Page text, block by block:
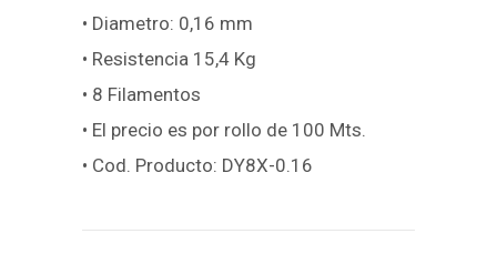
• Diametro: 0,16 mm
• Resistencia 15,4 Kg
• 8 Filamentos
• El precio es por rollo de 100 Mts.
• Cod. Producto: DY8X-0.16